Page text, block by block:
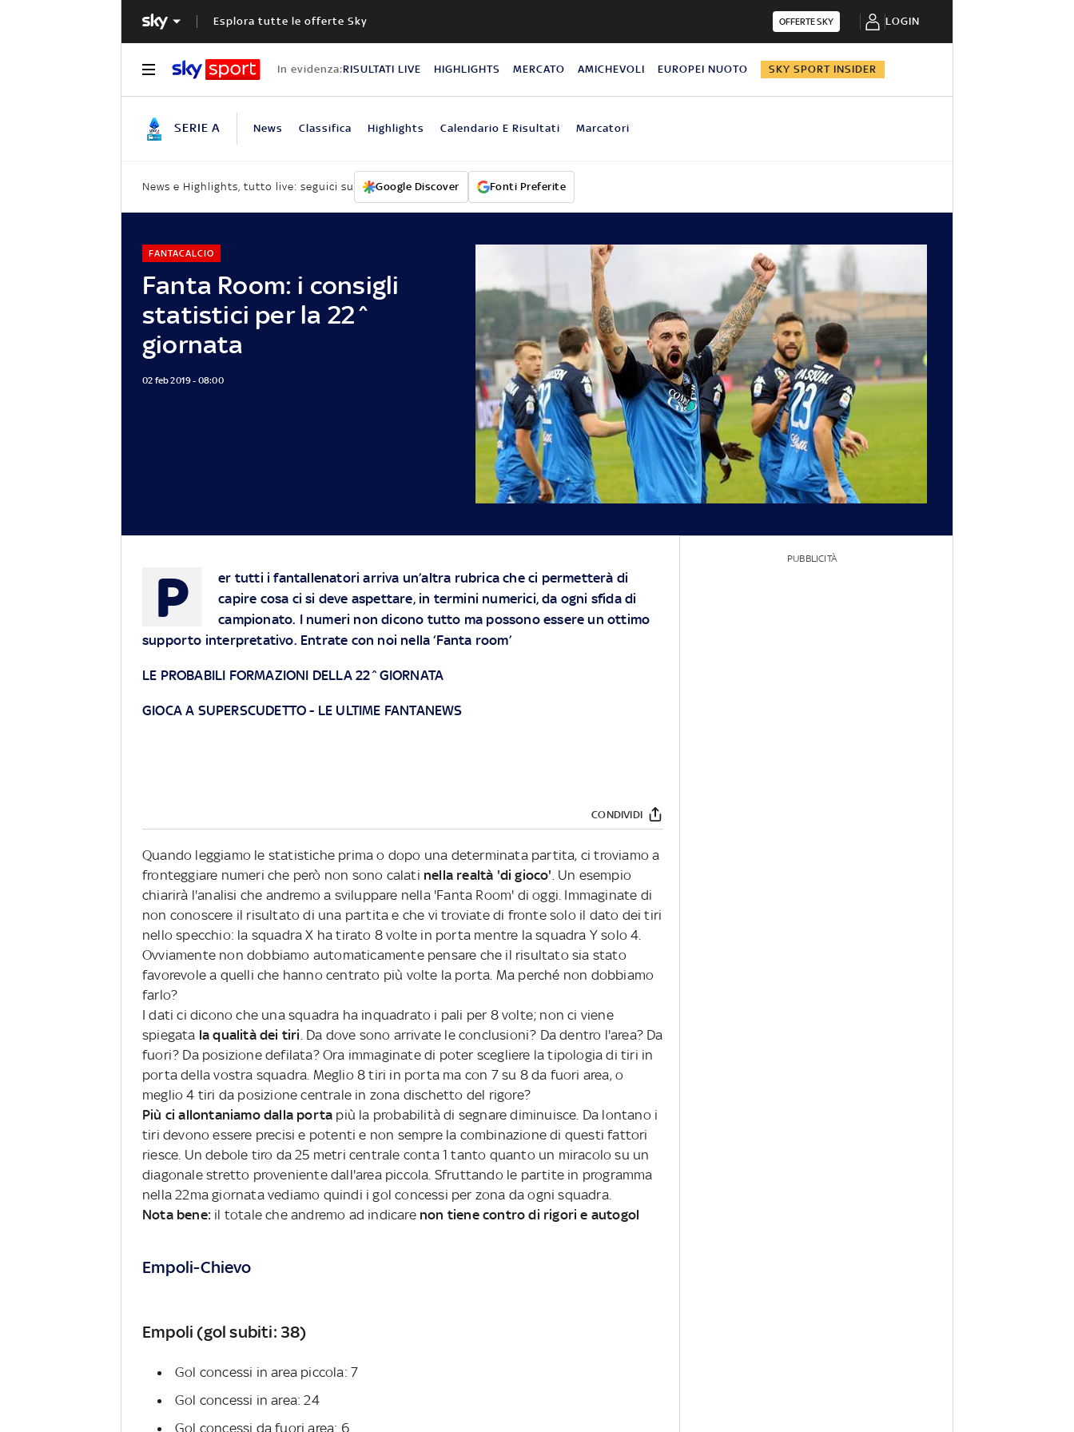
Esplora tutte le offerte Sky OFFERTE SKY LOGIN
In evidenza:RISULTATI LIVE HIGHLIGHTS MERCATO AMICHEVOLI EUROPEI NUOTO SKY SPORT INSIDER
SERIE A News Classifica Highlights Calendario E Risultati Marcatori
News e Highlights, tutto live: seguici su Google Discover Fonti Preferite
Fanta Room: i consigli
statistici per la 22^
giornata
FANTACALCIO
02 feb 2019 - 08:00
P
er tutti i fantallenatori arriva un’altra rubrica che ci permetterà di
capire cosa ci si deve aspettare, in termini numerici, da ogni sfida di
campionato. I numeri non dicono tutto ma possono essere un ottimo
supporto interpretativo. Entrate con noi nella ‘Fanta room’
LE PROBABILI FORMAZIONI DELLA 22^GIORNATA
GIOCA A SUPERSCUDETTO - LE ULTIME FANTANEWS
CONDIVIDI
Quando leggiamo le statistiche prima o dopo una determinata partita, ci troviamo a
fronteggiare numeri che però non sono calati nella realtà 'di gioco'. Un esempio
chiarirà l'analisi che andremo a sviluppare nella 'Fanta Room' di oggi. Immaginate di
non conoscere il risultato di una partita e che vi troviate di fronte solo il dato dei tiri
nello specchio: la squadra X ha tirato 8 volte in porta mentre la squadra Y solo 4.
Ovviamente non dobbiamo automaticamente pensare che il risultato sia stato
favorevole a quelli che hanno centrato più volte la porta. Ma perché non dobbiamo
farlo?
I dati ci dicono che una squadra ha inquadrato i pali per 8 volte; non ci viene
spiegata la qualità dei tiri. Da dove sono arrivate le conclusioni? Da dentro l'area? Da
fuori? Da posizione defilata? Ora immaginate di poter scegliere la tipologia di tiri in
porta della vostra squadra. Meglio 8 tiri in porta ma con 7 su 8 da fuori area, o
meglio 4 tiri da posizione centrale in zona dischetto del rigore?
Più ci allontaniamo dalla porta più la probabilità di segnare diminuisce. Da lontano i
tiri devono essere precisi e potenti e non sempre la combinazione di questi fattori
riesce. Un debole tiro da 25 metri centrale conta 1 tanto quanto un miracolo su un
diagonale stretto proveniente dall'area piccola. Sfruttando le partite in programma
nella 22ma giornata vediamo quindi i gol concessi per zona da ogni squadra.
Nota bene: il totale che andremo ad indicare non tiene contro di rigori e autogol
Empoli-Chievo
Empoli (gol subiti: 38)
Gol concessi in area piccola: 7
Gol concessi in area: 24
Gol concessi da fuori area: 6
PUBBLICITÀ